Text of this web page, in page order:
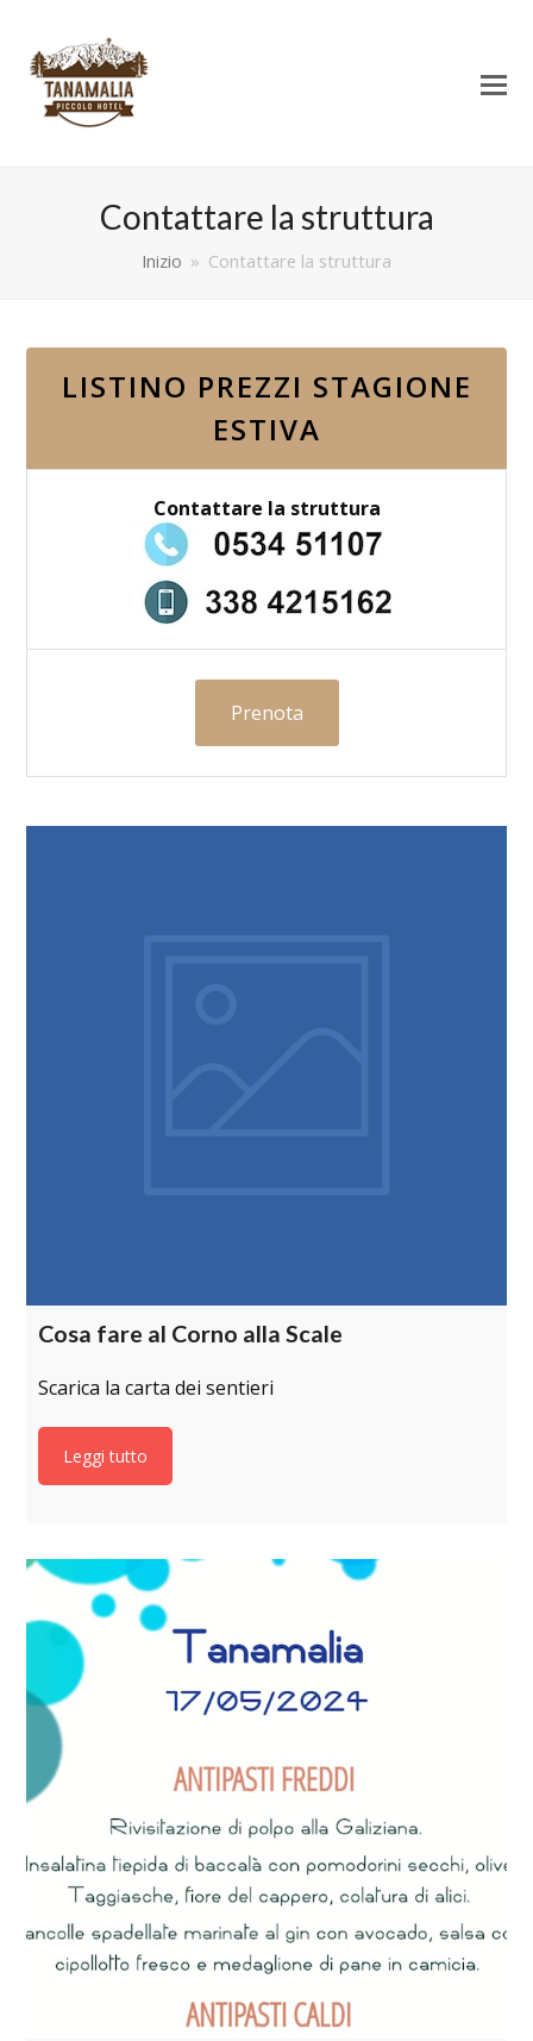
Contattare la struttura
Inizio » Contattare la struttura
LISTINO PREZZI STAGIONE
ESTIVA
Contattare la struttura
Prenota
Cosa fare al Corno alla Scale
Scarica la carta dei sentieri
Leggi tutto